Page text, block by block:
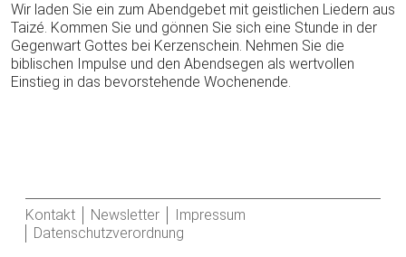
Wir laden Sie ein zum Abendgebet mit geistlichen Liedern aus
Taizé. Kommen Sie und gönnen Sie sich eine Stunde in der
Gegenwart Gottes bei Kerzenschein. Nehmen Sie die
biblischen Impulse und den Abendsegen als wertvollen
Einstieg in das bevorstehende Wochenende.
Kontakt Newsletter
Impressum
Datenschutzverordnung